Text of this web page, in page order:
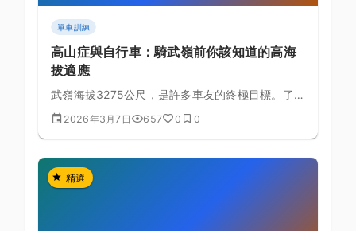
單車訓練
高山症與自行車：騎武嶺前你該知道的高海
拔適應
武嶺海拔3275公尺，是許多車友的終極目標。了解
高山症的成因與預防，才能安全完成這趟高海拔挑
戰。
2026年3月7日 657 0 0
精選